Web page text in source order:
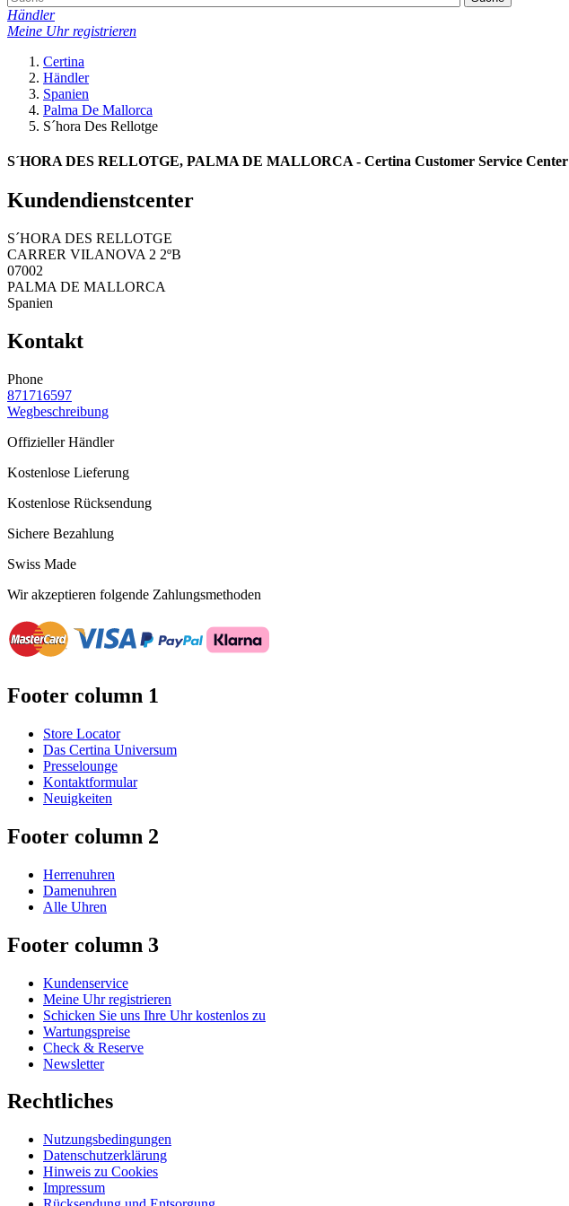
Händler
Meine Uhr registrieren
Certina
Händler
Spanien
Palma De Mallorca
S´hora Des Rellotge
S´HORA DES RELLOTGE, PALMA DE MALLORCA - Certina Customer Service Center
Kundendienstcenter
S´HORA DES RELLOTGE
CARRER VILANOVA 2 2ºB
07002
PALMA DE MALLORCA
Spanien
Kontakt
Phone
871716597
Wegbeschreibung
Offizieller Händler
Kostenlose Lieferung
Kostenlose Rücksendung
Sichere Bezahlung
Swiss Made
Wir akzeptieren folgende Zahlungsmethoden
Footer column 1
Store Locator
Das Certina Universum
Presselounge
Kontaktformular
Neuigkeiten
Footer column 2
Herrenuhren
Damenuhren
Alle Uhren
Footer column 3
Kundenservice
Meine Uhr registrieren
Schicken Sie uns Ihre Uhr kostenlos zu
Wartungspreise
Check & Reserve
Newsletter
Rechtliches
Nutzungsbedingungen
Datenschutzerklärung
Hinweis zu Cookies
Impressum